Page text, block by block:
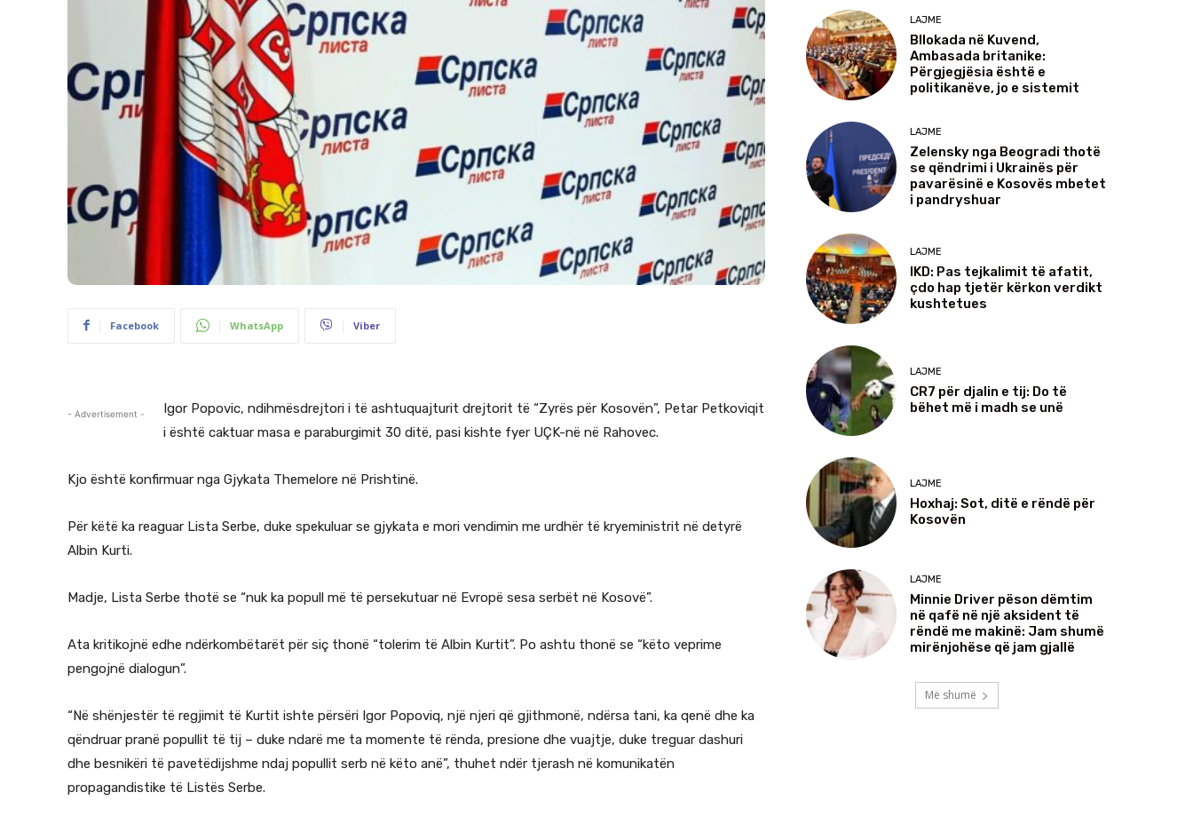
Facebook WhatsApp Viber
- Advertisement -
Igor Popovic, ndihmësdrejtori i të ashtuquajturit drejtorit të “Zyrës për Kosovën”, Petar Petkoviqit
i është caktuar masa e paraburgimit 30 ditë, pasi kishte fyer UÇK-në në Rahovec.
Kjo është konfirmuar nga Gjykata Themelore në Prishtinë.
Për këtë ka reaguar Lista Serbe, duke spekuluar se gjykata e mori vendimin me urdhër të kryeministrit në detyrë
Albin Kurti.
Madje, Lista Serbe thotë se “nuk ka popull më të persekutuar në Evropë sesa serbët në Kosovë”.
Ata kritikojnë edhe ndërkombëtarët për siç thonë “tolerim të Albin Kurtit”. Po ashtu thonë se “këto veprime
pengojnë dialogun”.
“Në shënjestër të regjimit të Kurtit ishte përsëri Igor Popoviq, një njeri që gjithmonë, ndërsa tani, ka qenë dhe ka
qëndruar pranë popullit të tij – duke ndarë me ta momente të rënda, presione dhe vuajtje, duke treguar dashuri
dhe besnikëri të pavetëdijshme ndaj popullit serb në këto anë”, thuhet ndër tjerash në komunikatën
propagandistike të Listës Serbe.
LAJME
Bllokada në Kuvend,
Ambasada britanike:
Përgjegjësia është e
politikanëve, jo e sistemit
LAJME
Zelensky nga Beogradi thotë
se qëndrimi i Ukrainës për
pavarësinë e Kosovës mbetet
i pandryshuar
LAJME
IKD: Pas tejkalimit të afatit,
çdo hap tjetër kërkon verdikt
kushtetues
LAJME
CR7 për djalin e tij: Do të
bëhet më i madh se unë
LAJME
Hoxhaj: Sot, ditë e rëndë për
Kosovën
LAJME
Minnie Driver pëson dëmtim
në qafë në një aksident të
rëndë me makinë: Jam shumë
mirënjohëse që jam gjallë
Më shumë